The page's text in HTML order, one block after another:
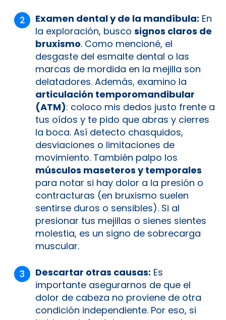
Examen dental y de la mandíbula: En
la exploración, busco signos claros de
bruxismo. Como mencioné, el
desgaste del esmalte dental o las
marcas de mordida en la mejilla son
delatadores. Además, examino la
articulación temporomandibular
(ATM): coloco mis dedos justo frente a
tus oídos y te pido que abras y cierres
la boca. Así detecto chasquidos,
desviaciones o limitaciones de
movimiento. También palpo los
músculos maseteros y temporales
para notar si hay dolor a la presión o
contracturas (en bruxismo suelen
sentirse duros o sensibles). Si al
presionar tus mejillas o sienes sientes
molestia, es un signo de sobrecarga
muscular.
Descartar otras causas: Es
importante asegurarnos de que el
dolor de cabeza no proviene de otra
condición independiente. Por eso, si